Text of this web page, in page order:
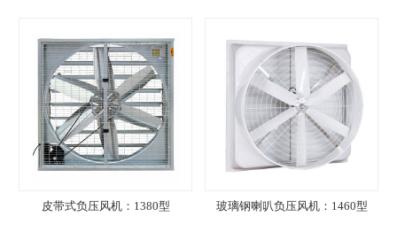
皮带式负压风机：1380型 玻璃钢喇叭负压风机：1460型